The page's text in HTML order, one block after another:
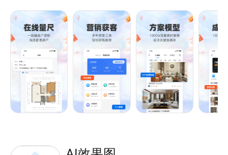
5）配合电脑端程序SMConsole可以输出计算报告
6）支持大型结构绘制的复制模型和镜像功能
7）检查器、隐藏网格线、特殊支座/连接/荷载等
注：VIP功能一次买断，购买后不再收取相关费用。
历时八年，结构大师完美版本终于完成。
·横跨三端，支持您在任意设备上进行结构分析；
·完美版支持11种荷载、斜支座、弹性支座以及特殊的
渲染券，提高室内设计师们的效果图出图效率；我们深
耕家居行业SaaS领域，结合业主户型需求，解决效果
图设计过程中的疑难问题，满足260万+企业设计、营
销、获客需求。
【产品功能】
在线量尺：一键解决量房难题，生成直观3D户型图，
无缝对接后续设计
成长课程：将万千设计干货、软件教程一网打尽 ，空